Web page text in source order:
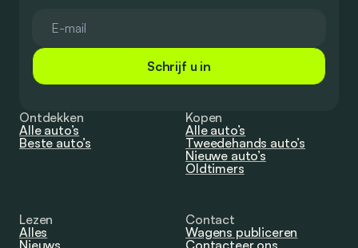
Schrijf u in
Ontdekken
Alle auto’s
Beste auto’s
Kopen
Alle auto’s
Tweedehands auto’s
Nieuwe auto’s
Oldtimers
Lezen
Alles
Nieuws
Contact
Wagens publiceren
Contacteer ons